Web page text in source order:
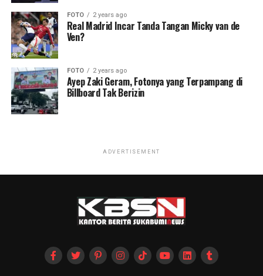
FOTO 2 years ago
Real Madrid Incar Tanda Tangan Micky van de
Ven?
FOTO 2 years ago
Ayep Zaki Geram, Fotonya yang Terpampang di
Billboard Tak Berizin
ADVERTISEMENT